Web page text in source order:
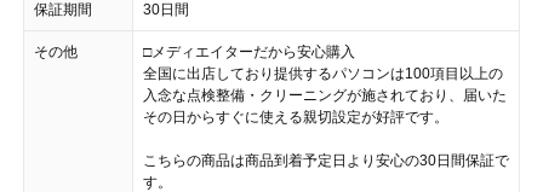
保証期間 30日間
その他
□メディエイターだから安心購入
全国に出店しており提供するパソコンは100項目以上の
入念な点検整備・クリーニングが施されており、届いた
その日からすぐに使える親切設定が好評です。
こちらの商品は商品到着予定日より安心の30日間保証で
す。